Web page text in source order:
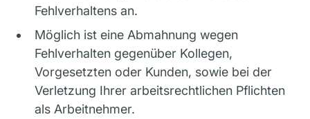
Fehlverhaltens an.
Möglich ist eine Abmahnung wegen
Fehlverhalten gegenüber Kollegen,
Vorgesetzten oder Kunden, sowie bei der
Verletzung Ihrer arbeitsrechtlichen Pflichten
als Arbeitnehmer.